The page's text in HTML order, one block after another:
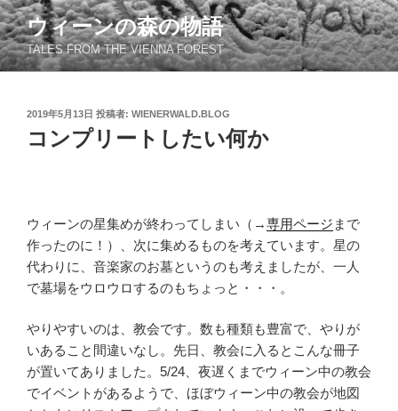
コ
ン
テ
ン
ウィーンの森の物語
TALES FROM THE VIENNA FOREST
投
日:
2019年5月13日 投稿者: WIENERWALD.BLOG
コンプリートしたい何か
ウィーンの星集めが終わってしまい（→専用ページ まで
作ったのに！）、次に集めるものを考えています。星の
代わりに、音楽家のお墓というのも考えましたが、一人
で墓場をウロウロするのもちょっと・・・。
やりやすいのは、教会です。数も種類も豊富で、やりが
いあること間違いなし。先日、教会に入るとこんな冊子
が置いてありました。5/24、夜遅くまでウィーン中の教会
でイベントがあるようで、ほぼウィーン中の教会が地図